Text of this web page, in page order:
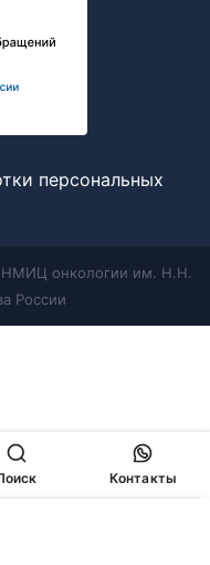
персональных
онкологии им. Н.Н.
России
Контакты